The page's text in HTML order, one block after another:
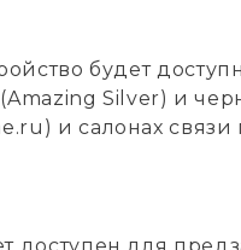
будет
Silver) и
и салонах связи